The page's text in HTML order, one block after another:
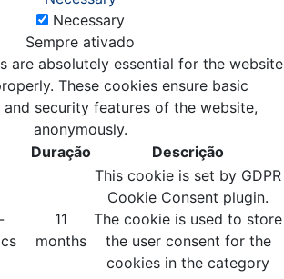
Necessary
Sempre ativado
are absolutely essential for the website
These cookies ensure basic
security features of the website,
anonymously.
Duração Descrição
11
months
This cookie is set by GDPR
Cookie Consent plugin.
The cookie is used to store
the user consent for the
cookies in the category